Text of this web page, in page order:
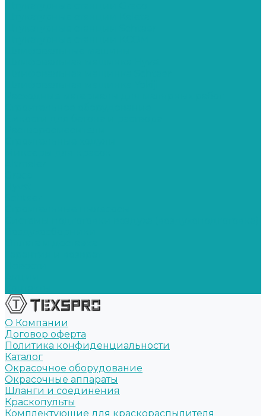
О Компании
Договор оферта
Политика конфиденциальности
Каталог
Окрасочное оборудование
Окрасочные аппараты
Шланги и соединения
Краскопульты
Комплектующие для краскораспылителя